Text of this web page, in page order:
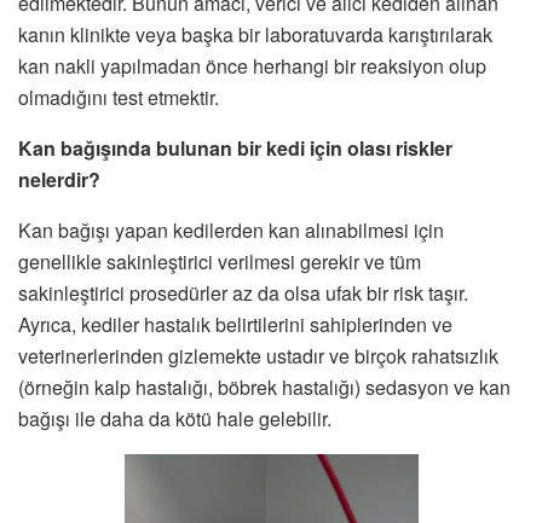
kanın klinikte veya başka bir laboratuvarda karıştırılarak
kan nakli yapılmadan önce herhangi bir reaksiyon olup
olmadığını test etmektir.
Kan bağışında bulunan bir kedi için olası riskler
nelerdir?
Kan bağışı yapan kedilerden kan alınabilmesi için
genellikle sakinleştirici verilmesi gerekir ve tüm
sakinleştirici prosedürler az da olsa ufak bir risk taşır.
Ayrıca, kediler hastalık belirtilerini sahiplerinden ve
veterinerlerinden gizlemekte ustadır ve birçok rahatsızlık
(örneğin kalp hastalığı, böbrek hastalığı) sedasyon ve kan
bağışı ile daha da kötü hale gelebilir.